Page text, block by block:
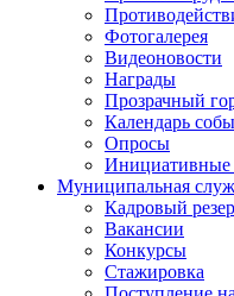
Фотогалерея
Видеоновости
Награды
Прозрачный
Календарь
Опросы
Инициативные
Муниципальная
Кадровый
Вакансии
Конкурсы
Стажировка